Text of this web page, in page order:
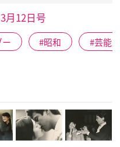
月12日号
昭和 芸能